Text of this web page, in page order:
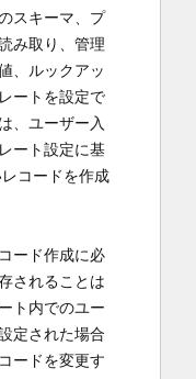
スキーマ、プ
み取り、管理
、ルックアッ
ートを設定で
、ユーザー入
ート設定に基
コードを作成
ード作成に必
されることは
ト内でのユー
定された場合
ードを変更す